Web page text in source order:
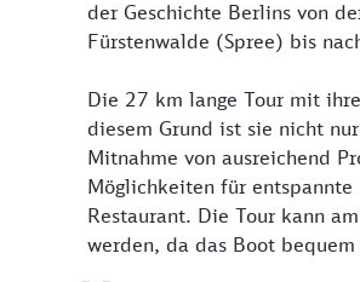
der Geschichte Berlins von
Fürstenwalde (Spree) bis
Die 27 km lange Tour mit
diesem Grund ist sie nicht
Mitnahme von ausreichend
Möglichkeiten für
Restaurant. Die Tour kann
werden, da das Boot